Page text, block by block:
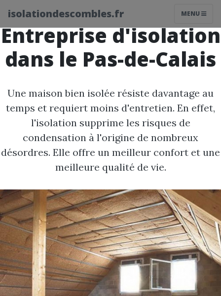
isolationdescombles.fr MENU
Entreprise d'isolation
dans le Pas-de-Calais
Une maison bien isolée résiste davantage au
temps et requiert moins d'entretien. En effet,
l'isolation supprime les risques de
condensation à l'origine de nombreux
désordres. Elle offre un meilleur confort et une
meilleure qualité de vie.